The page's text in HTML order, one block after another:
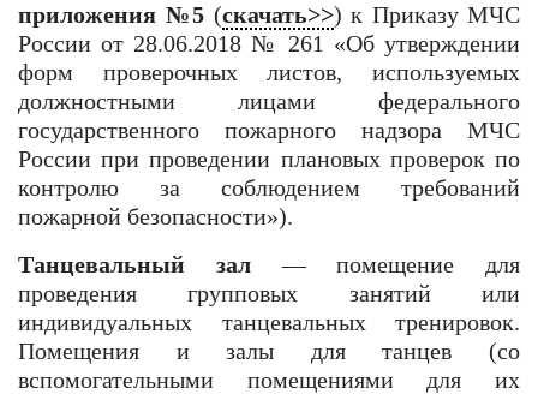
приложения №5 (скачать>>) к Приказу МЧС
России от 28.06.2018 № 261 «Об утверждении
форм проверочных листов, используемых
должностными лицами федерального
государственного пожарного надзора МЧС
России при проведении плановых проверок по
контролю за соблюдением требований
пожарной безопасности»).
Танцевальный зал— помещение для
проведения групповых занятий или
индивидуальных танцевальных тренировок.
Помещения и залы для танцев (со
вспомогательными помещениями для их